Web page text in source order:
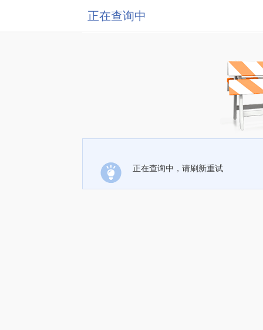
正在查询中
正在查询中，请刷新重试